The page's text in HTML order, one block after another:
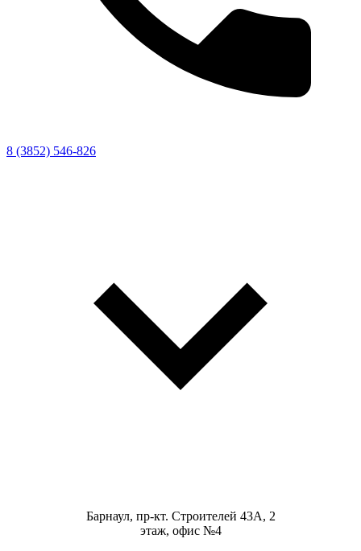
8 (3852) 546-826
Барнаул, пр-кт. Строителей 43А, 2
этаж, офис №4